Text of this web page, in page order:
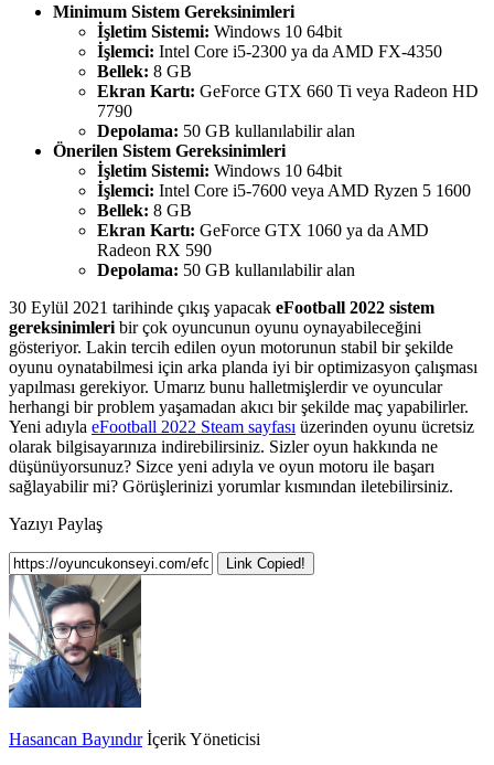
Minimum Sistem Gereksinimleri
İşletim Sistemi: Windows 10 64bit
İşlemci: Intel Core i5-2300 ya da AMD FX-4350
Bellek: 8 GB
Ekran Kartı: GeForce GTX 660 Ti veya Radeon HD
7790
Depolama: 50 GB kullanılabilir alan
Önerilen Sistem Gereksinimleri
İşletim Sistemi: Windows 10 64bit
İşlemci: Intel Core i5-7600 veya AMD Ryzen 5 1600
Bellek: 8 GB
Ekran Kartı: GeForce GTX 1060 ya da AMD
Radeon RX 590
Depolama: 50 GB kullanılabilir alan
30 Eylül 2021 tarihinde çıkış yapacak eFootball 2022 sistem
gereksinimleri bir çok oyuncunun oyunu oynayabileceğini
gösteriyor. Lakin tercih edilen oyun motorunun stabil bir şekilde
oyunu oynatabilmesi için arka planda iyi bir optimizasyon çalışması
yapılması gerekiyor. Umarız bunu halletmişlerdir ve oyuncular
herhangi bir problem yaşamadan akıcı bir şekilde maç yapabilirler.
Yeni adıyla eFootball 2022 Steam sayfası üzerinden oyunu ücretsiz
olarak bilgisayarınıza indirebilirsiniz. Sizler oyun hakkında ne
düşünüyorsunuz? Sizce yeni adıyla ve oyun motoru ile başarı
sağlayabilir mi? Görüşlerinizi yorumlar kısmından iletebilirsiniz.
Yazıyı Paylaş
Link Copied!
Hasancan Bayındır İçerik Yöneticisi